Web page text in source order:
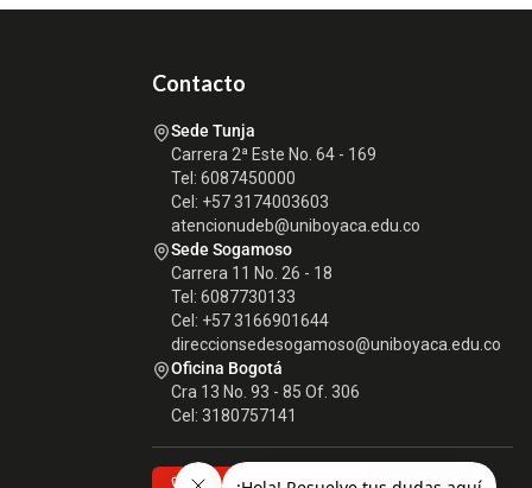
Contacto
Sede Tunja
Carrera 2ª Este No. 64 - 169
Tel: 6087450000
Cel: +57 3174003603
atencionudeb@uniboyaca.edu.co
Sede Sogamoso
Carrera 11 No. 26 - 18
Tel: 6087730133
Cel: +57 3166901644
direccionsedesogamoso@uniboyaca.edu.co
Oficina Bogotá
Cra 13 No. 93 - 85 Of. 306
Cel: 3180757141